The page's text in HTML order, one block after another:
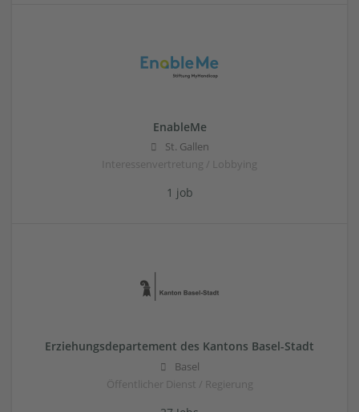
EnableMe
St. Gallen
Interessenvertretung / Lobbying
1 job
Erziehungsdepartement des Kantons Basel-Stadt
Basel
Öffentlicher Dienst / Regierung